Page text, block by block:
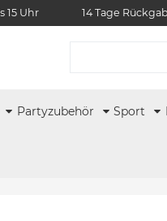
15 Uhr 14 Tage
Partyzubehör Sport